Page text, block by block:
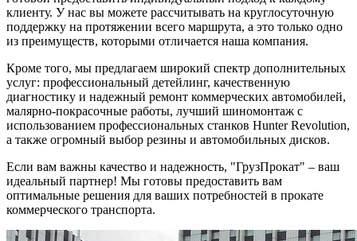
клиенту. У нас вы можете рассчитывать на круглосуточную
поддержку на протяжении всего маршрута, а это только одно
из преимуществ, которыми отличается наша компания.
Кроме того, мы предлагаем широкий спектр дополнительных
услуг: профессиональный детейлинг, качественную
диагностику и надежный ремонт коммерческих автомобилей,
малярно-покрасочные работы, лучший шиномонтаж с
использованием профессиональных станков Hunter Revolution,
а также огромный выбор резины и автомобильных дисков.
Если вам важны качество и надежность, "ГрузПрокат" – ваш
идеальный партнер! Мы готовы предоставить вам
оптимальные решения для ваших потребностей в прокате
коммерческого транспорта.